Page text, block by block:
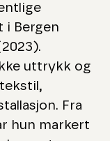
i Bergen
uttrykk og
Fra
hun markert